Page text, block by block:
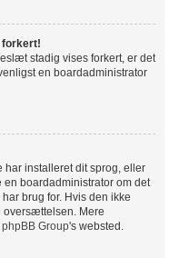
forkert!
stadig vises forkert, er det
en boardadministrator
har installeret dit sprog, eller
en boardadministrator om det
brug for. Hvis den ikke
oversættelsen. Mere
phpBB Group's websted.